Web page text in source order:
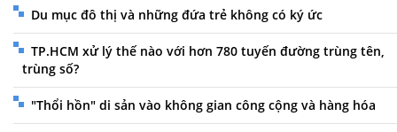
Du mục đô thị và những đứa trẻ không có ký ức
TP.HCM xử lý thế nào với hơn 780 tuyến đường trùng tên,
trùng số?
"Thổi hồn" di sản vào không gian công cộng và hàng hóa